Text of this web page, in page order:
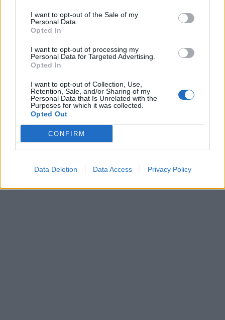
I want to opt-out of the Sale of my
Personal Data.
Opted In
I want to opt-out of processing my
Personal Data for Targeted Advertising.
Opted In
I want to opt-out of Collection, Use,
Retention, Sale, and/or Sharing of my
Personal Data that Is Unrelated with the
Purposes for which it was collected.
Opted Out
CONFIRM
Data Deletion Data Access Privacy Policy